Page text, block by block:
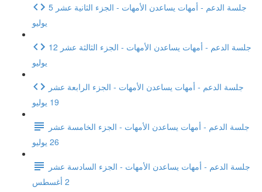
جلسة الدعم - أمهات يساعدن الأمهات - الجزء الثانية عشر 5
يوليو
جلسة الدعم - أمهات يساعدن الأمهات - الجزء الثالثة عشر 12
يوليو
جلسة الدعم - أمهات يساعدن الأمهات - الجزء الرابعة عشر
19 يوليو
جلسة الدعم - أمهات يساعدن الأمهات - الجزء الخامسة عشر
26 يوليو
جلسة الدعم - أمهات يساعدن الأمهات - الجزء السادسة عشر
2 أغسطس